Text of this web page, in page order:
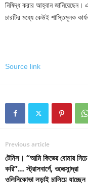
নিষিদ্ধ করার আহ্বান
চারটির মধ্যে কেউই শাস্তিমূলক
Source link
Previous article
টেনিস। “আমি কিভের বোমার
করি”… স্ট্রাসবার্গে, ওলেক্সান্দ্রা
ওলিনিকোভা লড়াই চালিয়ে যাচ্ছেন